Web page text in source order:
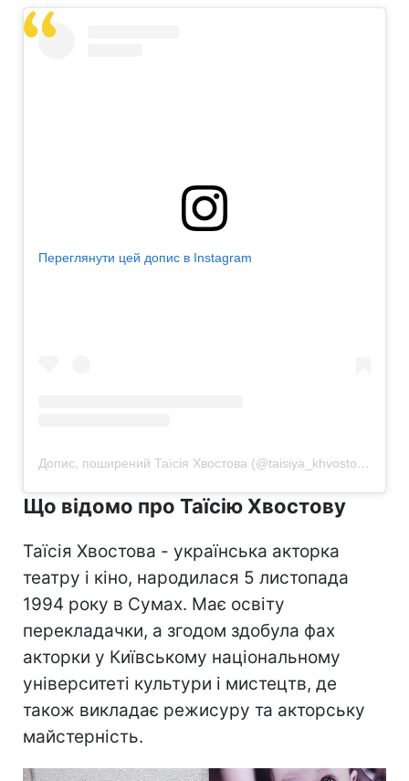
Переглянути цей допис в Instagram
Допис, поширений Таїсія Хвостова (@taisiya_khvostova)
Що відомо про Таїсію Хвостову
Таїсія Хвостова - українська акторка
театру і кіно, народилася 5 листопада
1994 року в Сумах. Має освіту
перекладачки, а згодом здобула фах
акторки у Київському національному
університеті культури і мистецтв, де
також викладає режисуру та акторську
майстерність.